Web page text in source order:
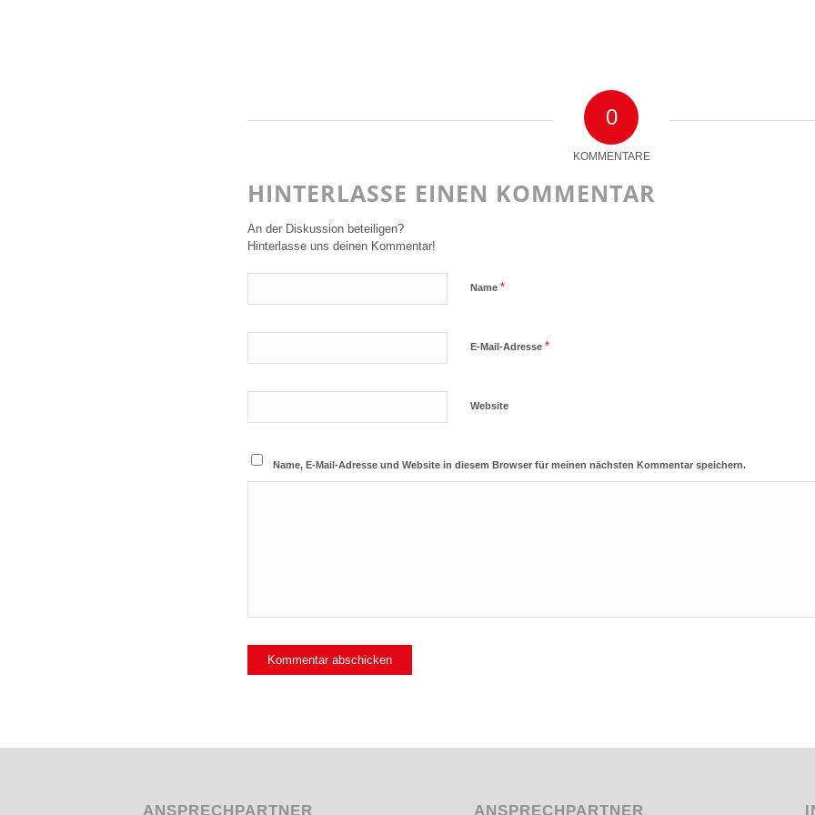
0
KOMMENTARE
HINTERLASSE EINEN KOMMENTAR
An der Diskussion beteiligen?
Hinterlasse uns deinen Kommentar!
Name *
E-Mail-Adresse *
Website
Name, E-Mail-Adresse und Website in diesem Browser für meinen nächsten Kommentar speichern.
ANSPRECHPARTNER ANSPRECHPARTNER